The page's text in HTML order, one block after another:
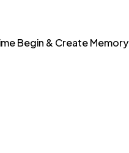
Begin & Create Memory